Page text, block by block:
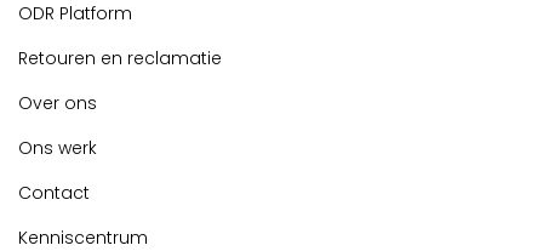
ODR Platform
Retouren en reclamatie
Over ons
Ons werk
Contact
Kenniscentrum